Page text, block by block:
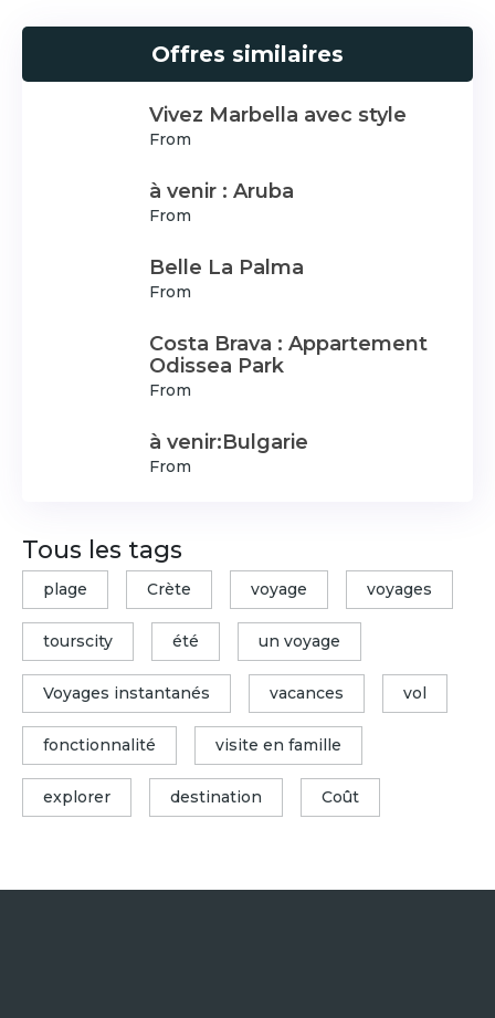
Offres similaires
Vivez Marbella avec style
From
à venir : Aruba
From
Belle La Palma
From
Costa Brava : Appartement
Odissea Park
From
à venir:Bulgarie
From
Tous les tags
plage Crète voyage voyages
tourscity été un voyage
Voyages instantanés vacances vol
fonctionnalité visite en famille
explorer destination Coût